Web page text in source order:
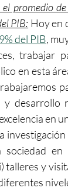
promedio
PIB: Hoy en
del PIB,
trabajar
en esta
y desarrollo
en
en
y